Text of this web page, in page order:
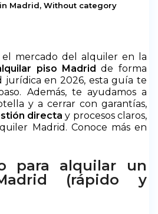
Madrid, Without category
el mercado del alquiler en la
piso Madrid de forma
jurídica en 2026, esta guía te
Además, te ayudamos a
y a cerrar con garantías,
directa y procesos claros,
Madrid. Conoce más en
para alquilar un
(rápido y